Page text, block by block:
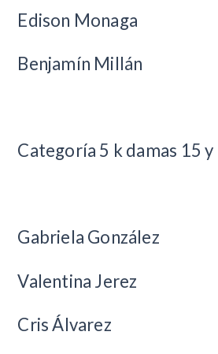
Edison Monaga
Benjamín Millán
Categoría 5 k damas 15 y
Gabriela González
Valentina Jerez
Cris Álvarez